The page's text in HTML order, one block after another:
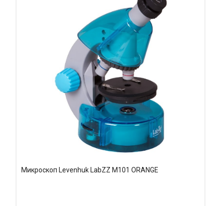
Микроскоп Levenhuk LabZZ M101 ORANGE